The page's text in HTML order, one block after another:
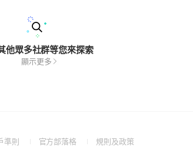
他眾多社群等您來探索
顯示更多
準則
(Open官方部落格
(Open規則及政策(Open